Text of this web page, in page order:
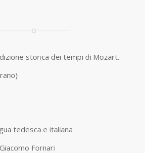
storica dei tempi di Mozart.
tedesca e italiana
Fornari